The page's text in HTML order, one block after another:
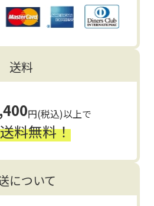
送料
円(税込)以上で
料無料！
について